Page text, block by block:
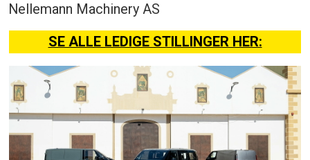
Nellemann Machinery AS
SE ALLE LEDIGE STILLINGER HER: